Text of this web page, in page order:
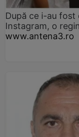
După ce i-au fost
Instagram, o
www.antena3.ro